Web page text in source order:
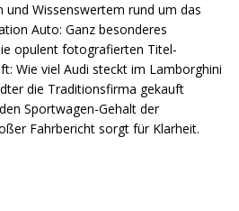
und Wissenswertem rund um das
Auto: Ganz besonderes
opulent fotografierten Titel-
Wie viel Audi steckt im Lamborghini
die Traditionsfirma gekauft
Sportwagen-Gehalt der
Fahrbericht sorgt für Klarheit.